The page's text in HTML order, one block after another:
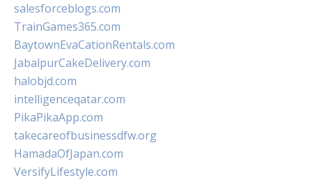
salesforceblogs.com
TrainGames365.com
BaytownEvaCationRentals.com
JabalpurCakeDelivery.com
halobjd.com
intelligenceqatar.com
PikaPikaApp.com
takecareofbusinessdfw.org
HamadaOfJapan.com
VersifyLifestyle.com